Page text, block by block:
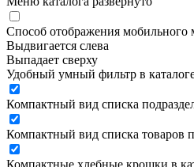
Способ отображения мобильного
Выдвигается слева
Выпадает сверху
Удобный умный фильтр в
Компактный вид списка
Компактный вид списка товаров
Компактные хлебные крошки в